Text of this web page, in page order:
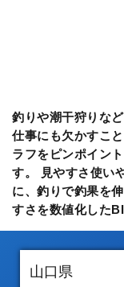
釣りや潮干狩りな
仕事にも欠かすこ
ラフをピンポイン
す。 見やすさ使い
に、釣りで釣果を
すさを数値化した